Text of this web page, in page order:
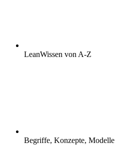
LeanWissen von A-Z
Begriffe, Konzepte, Modelle